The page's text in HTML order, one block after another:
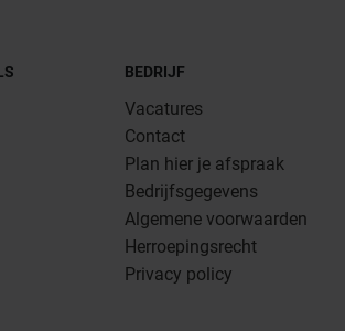
BEDRIJF
Vacatures
Contact
Plan hier je afspraak
Bedrijfsgegevens
Algemene voorwaarden
Herroepingsrecht
Privacy policy